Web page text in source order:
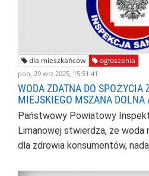
dla mieszkańców ogłoszenia
pon, 29 wrz 2025, 15:51:41
WODA ZDATNA DO SPOŻYCIA
MIEJSKIEGO MSZANA DOLNA
Państwowy Powiatowy
Limanowej stwierdza, że woda
dla zdrowia konsumentów,